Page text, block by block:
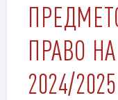
ПРАВО
2024/